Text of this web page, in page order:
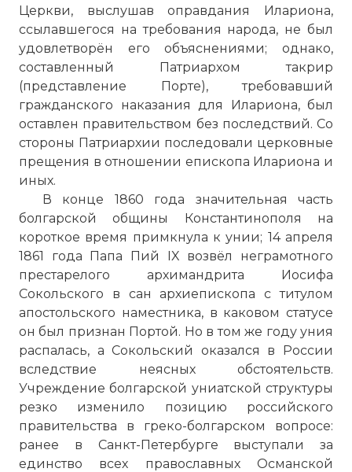
Церкви, выслушав оправдания Илариона,
ссылавшегося на требования народа, не был
удовлетворён его объяснениями; однако,
составленный Патриархом такрир
(представление Порте), требовавший
гражданского наказания для Илариона, был
оставлен правительством без последствий. Со
стороны Патриархии последовали церковные
прещения в отношении епископа Илариона и
иных.
В конце 1860 года значительная часть
болгарской общины Константинополя на
короткое время примкнула к унии; 14 апреля
1861 года Папа Пий IX возвёл неграмотного
престарелого архимандрита Иосифа
Сокольского в сан архиепископа с титулом
апостольского наместника, в каковом статусе
он был признан Портой. Но в том же году уния
распалась, а Сокольский оказался в России
вследствие неясных обстоятельств.
Учреждение болгарской униатской структуры
резко изменило позицию российского
правительства в греко-болгарском вопросе:
ранее в Санкт-Петербурге выступали за
единство всех православных Османской